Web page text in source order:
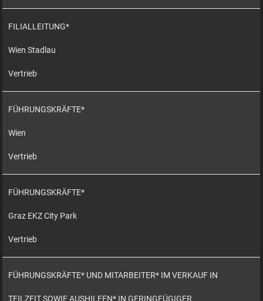
FILIALLEITUNG*
Wien Stadlau
Vertrieb
FÜHRUNGSKRÄFTE*
Wien
Vertrieb
FÜHRUNGSKRÄFTE*
Graz EKZ City Park
Vertrieb
FÜHRUNGSKRÄFTE* UND MITARBEITER* IM VERKAUF IN
TEILZEIT SOWIE AUSHILFEN* IN GERINGFÜGIGER